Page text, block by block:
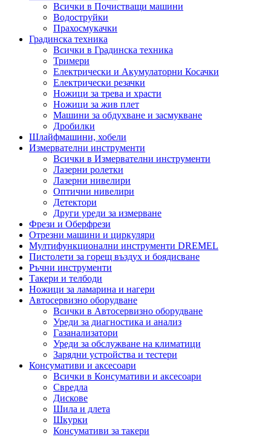
Всички в Почистващи машини
Водоструйки
Прахосмукачки
Градинска техника
Всички в Градинска техника
Тримери
Електрически и Акумулаторни Косачки
Електрически резачки
Ножици за трева и храсти
Ножици за жив плет
Машини за обдухване и засмукване
Дробилки
Шлайфмашини, хобели
Измервателни инструменти
Всички в Измервателни инструменти
Лазерни ролетки
Лазерни нивелири
Оптични нивелири
Детектори
Други уреди за измерване
Фрези и Оберфрези
Отрезни машини и циркуляри
Мултифункционални инструменти DREMEL
Пистолети за горещ въздух и боядисване
Ръчни инструменти
Такери и телбоди
Ножици за ламарина и нагери
Автосервизно оборудване
Всички в Автосервизно оборудване
Уреди за диагностика и анализ
Газанализатори
Уреди за обслужване на климатици
Зарядни устройства и тестери
Консумативи и аксесоари
Всички в Консумативи и аксесоари
Свредла
Дискове
Шила и длета
Шкурки
Консумативи за такери